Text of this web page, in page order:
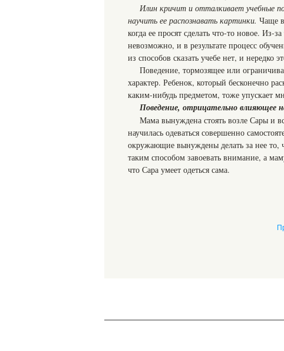
Илин кричит и отталкивает учебные
научить ее распознавать картинки. Чаще
когда ее просят сделать что-то новое. Из-
невозможно, и в результате процесс
из способов сказать учебе нет, и нередко
Поведение, тормозящее или
характер. Ребенок, который бесконечно
каким-нибудь предметом, тоже упускает
Поведение, отрицательно влияющее
Мама вынуждена стоять возле Сары и
научилась одеваться совершенно
окружающие вынуждены делать за нее то,
таким способом завоевать внимание, а
что Сара умеет одеться сама.